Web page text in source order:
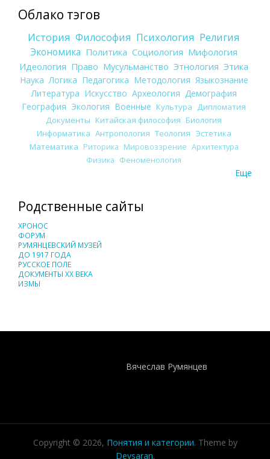
Облако тэгов
История Философия Психология Религия
Экономика Политика Социология Мифология
Идеология Право Мусульманство Этнология Этика
Наука Логика Педагогика Методология Языкознание
Литература Искусство Археология Демография
География Экология Военные Культура
Дипломатия
Документы Китайская философия Биология
Информатика Антропология Теология Эстетика
Математика Риторика Мировоззрение Архитектура
Физика Феноменология
Еще
Родственные сайты
ХРОНОС
ФОРУМ
РУМЯНЦЕВСКИЙ МУЗЕЙ
ДО 1917 ГОДА
РУССКОЕ ПОЛЕ
ДОКУМЕНТЫ XX ВЕКА
ИЗМЫ
Вячеслав Румянцев
Copyright © 2026, Понятия и категории. Theme by
Devsaran.